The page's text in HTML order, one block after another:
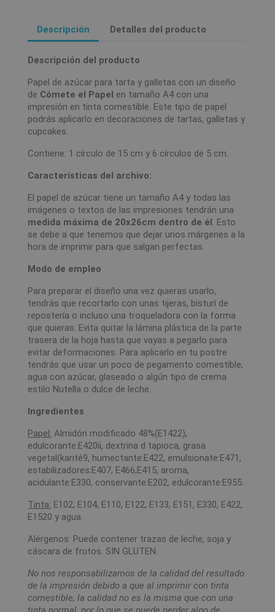
Descripción Detalles del producto
Descripción del producto
Papel de azúcar para tarta y galletas con un diseño
de Cómete el Papel en tamaño A4 con una
impresión en tinta comestible. Este tipo de papel
podrás aplicarlo en decoraciones de tartas, galletas y
cupcakes.
Contiene: 1 círculo de 15 cm y 6 círculos de 5 cm.
Características del archivo:
El papel de azúcar tiene un tamaño A4 y todas las
imágenes o textos de las impresiones tendrán una
medida máxima de 20x26cm dentro de él. Esto
se debe a que tenemos que dejar unos márgenes a la
hora de imprimir para que salgan perfectas.
Modo de empleo
Para preparar el diseño una vez quieras usarlo,
tendrás que recortarlo con unas tijeras, bisturí de
repostería o incluso una troqueladora con la forma
que quieras. Evita quitar la lámina plástica de la parte
trasera de la hoja hasta que vayas a pegarlo para
evitar deformaciones. Para aplicarlo en tu postre
tendrás que usar un poco de pegamento comestible,
agua con azúcar, glaseado o algún tipo de crema
estilo Nutella o dulce de leche.
Ingredientes
Papel: Almidón modificado 48%(E1422),
edulcorante:E420ii, dextrina d tapioca, grasa
vegetal(karité9, humectante:E422, emulsionate:E471,
estabilizadores:E407, E466,E415, aroma,
acidulante:E330, conservante:E202, edulcorante:E955.
Tinta: E102, E104, E110, E122, E133, E151, E330, E422,
E1520 y agua.
Alérgenos: Puede contener trazas de leche, soja y
cáscara de frutos. SIN GLUTEN.
No nos responsabilizamos de la calidad del resultado
de la impresión debido a que al imprimir con tinta
comestible, la calidad no es la misma que con una